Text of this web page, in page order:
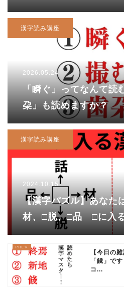
漢字読み講座
2026.05.24
「瞬ぐ」ってなんて読
朶」も読めますか？
漢字読み講座
2024.10.15
【漢字パズル】あなた
材、□脱、□品 □に入
【今日の
「餞」で
コ...